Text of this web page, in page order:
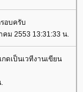
อบครับ
ม 2553 13:31:33 น.
ดเป็นเวทีงานเขียน